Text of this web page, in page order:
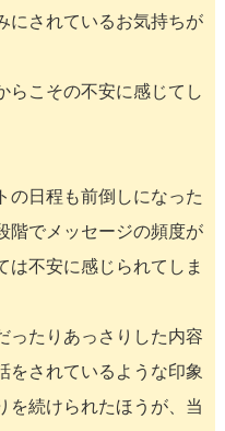
にされているお気持ちが
らこその不安に感じてし
の日程も前倒しになった
階でメッセージの頻度が
は不安に感じられてしま
ったりあっさりした内容
をされているような印象
を続けられたほうが、当